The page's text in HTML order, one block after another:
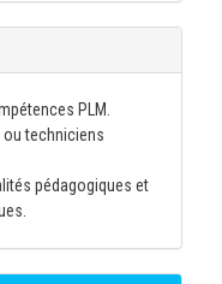
PLM.
ou techniciens
pédagogiques et